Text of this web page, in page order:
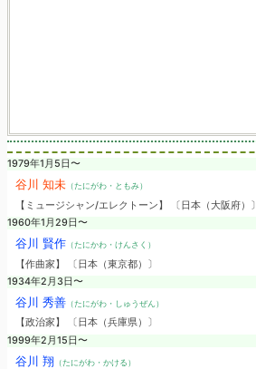
1979年1月5日〜
谷川 知未（たにがわ・ともみ）
【ミュージシャン/エレクトーン】 〔日本（大阪府）〕
1960年1月29日〜
谷川 賢作（たにかわ・けんさく）
【作曲家】 〔日本（東京都）〕
1934年2月3日〜
谷川 秀善（たにがわ・しゅうぜん）
【政治家】 〔日本（兵庫県）〕
1999年2月15日〜
谷川 翔 （たにがわ・かける）